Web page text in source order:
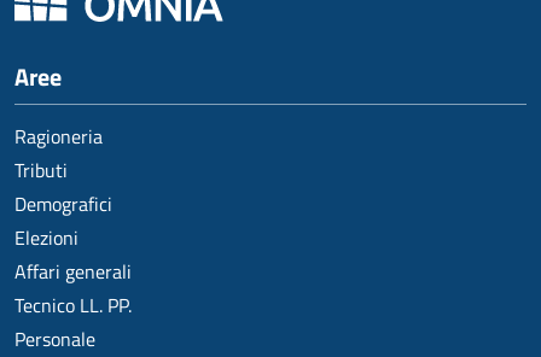
Aree
Ragioneria
Tributi
Demografici
Elezioni
Affari generali
Tecnico LL. PP.
Personale